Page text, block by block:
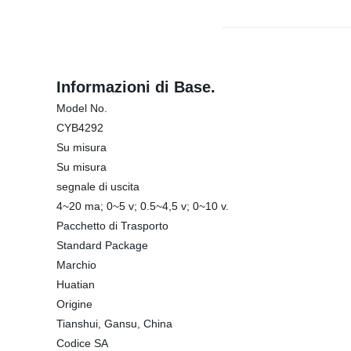
Informazioni di Base.
Model No.
CYB4292
Su misura
Su misura
segnale di uscita
4~20 ma; 0~5 v; 0.5~4,5 v; 0~10 v.
Pacchetto di Trasporto
Standard Package
Marchio
Huatian
Origine
Tianshui, Gansu, China
Codice SA